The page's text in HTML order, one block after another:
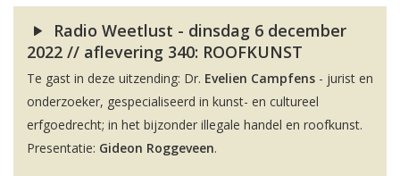
Radio Weetlust - dinsdag 6 december
2022 // aflevering 340: ROOFKUNST
Te gast in deze uitzending: Dr. Evelien Campfens - jurist en
onderzoeker, gespecialiseerd in kunst- en cultureel
erfgoedrecht; in het bijzonder illegale handel en roofkunst.
Presentatie: Gideon Roggeveen.